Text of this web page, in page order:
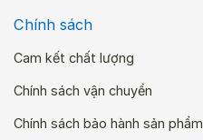
Chính sách
Cam kết chất lượng
Chính sách vận chuyển
Chính sách bảo hành sản phẩm